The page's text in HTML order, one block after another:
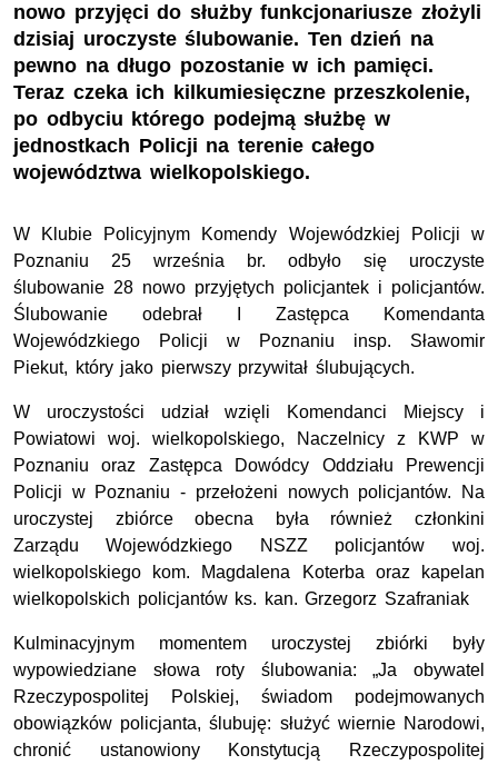
nowo przyjęci do służby funkcjonariusze złożyli
dzisiaj uroczyste ślubowanie. Ten dzień na
pewno na długo pozostanie w ich pamięci.
Teraz czeka ich kilkumiesięczne przeszkolenie,
po odbyciu którego podejmą służbę w
jednostkach Policji na terenie całego
województwa wielkopolskiego.
W Klubie Policyjnym Komendy Wojewódzkiej Policji w
Poznaniu 25 września br. odbyło się uroczyste
ślubowanie 28 nowo przyjętych policjantek i policjantów.
Ślubowanie odebrał I Zastępca Komendanta
Wojewódzkiego Policji w Poznaniu insp. Sławomir
Piekut, który jako pierwszy przywitał ślubujących.
W uroczystości udział wzięli Komendanci Miejscy i
Powiatowi woj. wielkopolskiego, Naczelnicy z KWP w
Poznaniu oraz Zastępca Dowódcy Oddziału Prewencji
Policji w Poznaniu - przełożeni nowych policjantów. Na
uroczystej zbiórce obecna była również członkini
Zarządu Wojewódzkiego NSZZ policjantów woj.
wielkopolskiego kom. Magdalena Koterba oraz kapelan
wielkopolskich policjantów ks. kan. Grzegorz Szafraniak
Kulminacyjnym momentem uroczystej zbiórki były
wypowiedziane słowa roty ślubowania: „Ja obywatel
Rzeczypospolitej Polskiej, świadom podejmowanych
obowiązków policjanta, ślubuję: służyć wiernie Narodowi,
chronić ustanowiony Konstytucją Rzeczypospolitej